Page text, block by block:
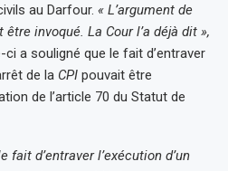
au Darfour. « L’argument de
invoqué. La Cour l’a déjà dit »,
ci a souligné que le fait d’entraver
de la CPI pouvait être
de l’article 70 du Statut de
d’entraver l’exécution d’un